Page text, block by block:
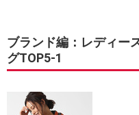
ブランド編：レディー
グTOP5-1